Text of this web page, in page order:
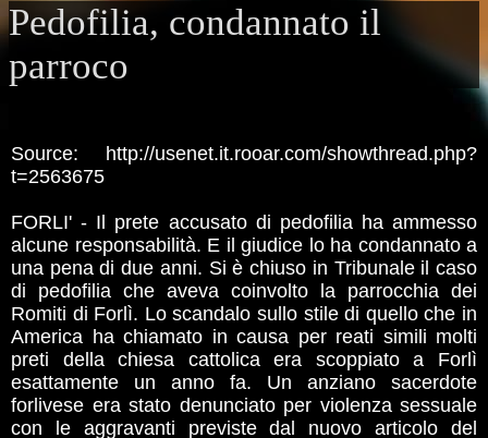
Pedofilia, condannato il
parroco
Source: http://usenet.it.rooar.com/showthread.php?
t=2563675
FORLI' - Il prete accusato di pedofilia ha ammesso
alcune responsabilità. E il giudice lo ha condannato a
una pena di due anni. Si è chiuso in Tribunale il caso
di pedofilia che aveva coinvolto la parrocchia dei
Romiti di Forlì. Lo scandalo sullo stile di quello che in
America ha chiamato in causa per reati simili molti
preti della chiesa cattolica era scoppiato a Forlì
esattamente un anno fa. Un anziano sacerdote
forlivese era stato denunciato per violenza sessuale
con le aggravanti previste dal nuovo articolo del